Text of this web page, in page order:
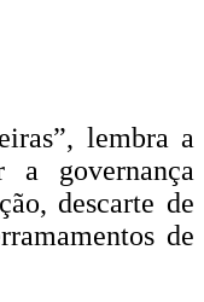
lembra a
a governança
descarte de
de